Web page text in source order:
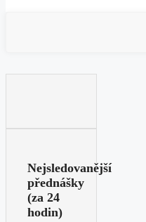
Nejsledovanější
přednášky
(za 24
hodin)